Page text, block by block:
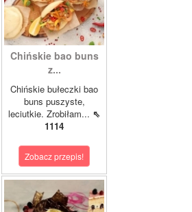
Chińskie bao buns
z...
Chińskie bułeczki bao
buns puszyste,
leciutkie. Zrobiłam... ⇖
1114
Zobacz przepis!